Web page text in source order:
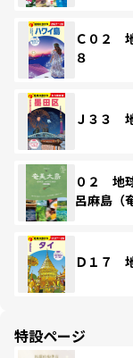
Ｃ０２
８
Ｊ３３
０２ 地
呂麻島（
Ｄ１７
特設ページ